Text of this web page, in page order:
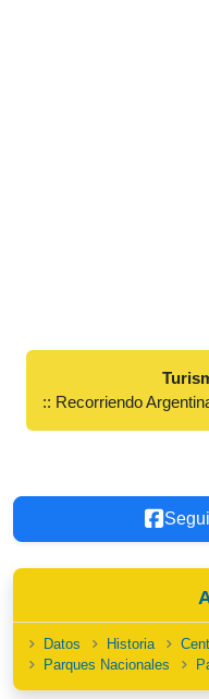
:: Recorriendo
Datos Historia
Parques Nacionales